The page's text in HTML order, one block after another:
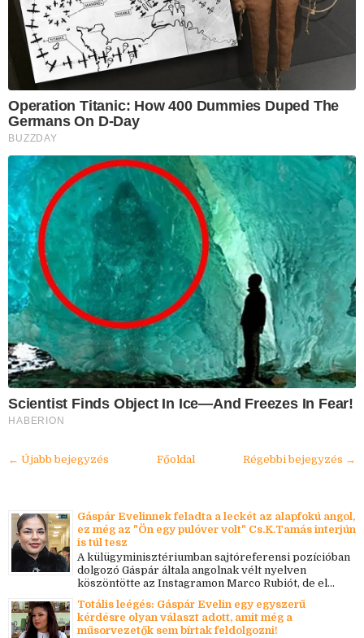
Operation Titanic: How 400 Dummies Duped The
Germans On D-Day
BUZZDAY
Scientist Finds Object In Ice—And Freezes In Fear!
HABERION
← Újabb bejegyzés Régebbi bejegyzés →
Főoldal
Gáspár Evelinnek feladta a leckét az alapfokú angol,
ez még az "Ön egy pulóver volt" Cs.K.Tamás interjún
is túl tesz
A külügyminisztériumban sajtóreferensi pozícióban
dolgozó Gáspár általa angolnak vélt nyelven
köszöntötte az Instagramon Marco Rubiót, de el...
Totális leégés: Gáspár Evelin egy egyszerű
kérdésre olyan választ adott, amit még a
műsorvezetők sem bírtak feldolgozni!